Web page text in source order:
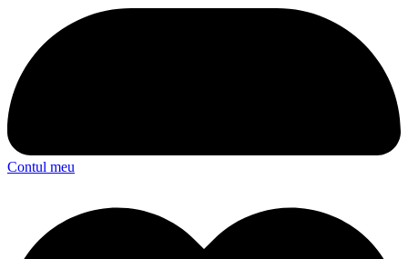
Contul meu